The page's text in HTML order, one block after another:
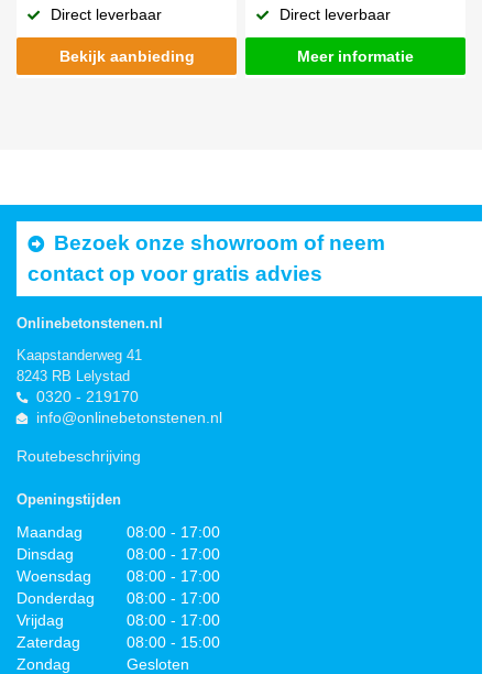
Direct leverbaar
Bekijk aanbieding
Direct leverbaar
Meer informatie
Bezoek onze showroom of neem
contact op voor gratis advies
Onlinebetonstenen.nl
Kaapstanderweg 41
8243 RB Lelystad
0320 - 219170
info@onlinebetonstenen.nl
Routebeschrijving
Openingstijden
Maandag
08:00 - 17:00
Dinsdag
08:00 - 17:00
Woensdag
08:00 - 17:00
Donderdag
08:00 - 17:00
Vrijdag
08:00 - 17:00
Zaterdag
08:00 - 15:00
Zondag
Gesloten